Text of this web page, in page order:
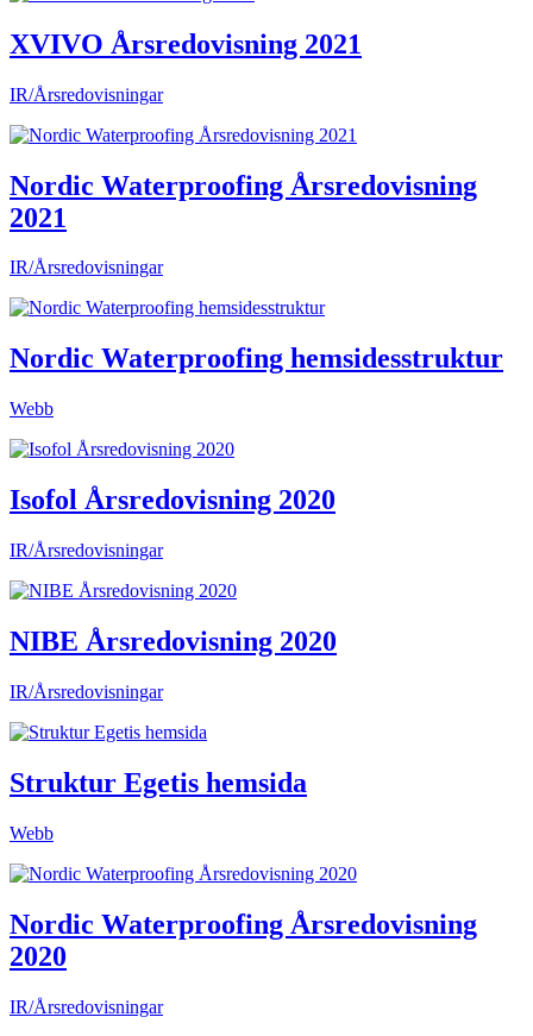
XVIVO Årsredovisning 2021
IR/Årsredovisningar
Nordic Waterproofing Årsredovisning
2021
IR/Årsredovisningar
Nordic Waterproofing hemsidesstruktur
Webb
Isofol Årsredovisning 2020
IR/Årsredovisningar
NIBE Årsredovisning 2020
IR/Årsredovisningar
Struktur Egetis hemsida
Webb
Nordic Waterproofing Årsredovisning
2020
IR/Årsredovisningar